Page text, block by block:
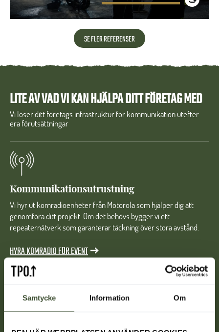
Samtycke Information Om
SE FLER REFERENSER
LITE AV VAD VI KAN HJÄLPA DITT FÖRETAG MED
Vi löser ditt företags infrastruktur för kommunikation utefter
era förutsättningar
Kommunikationsutrustning
Vi hyr ut komradioenheter från Motorola som hjälper dig att
genomföra ditt projekt. Om det behövs bygger vi ett
repeaternätverk som garanterar täckning över stora avstånd.
HYRA KOMRADIO FÖR EVENT